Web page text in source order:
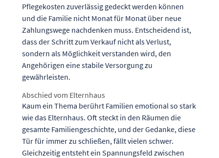
Pflegekosten zuverlässig gedeckt werden können
und die Familie nicht Monat für Monat über neue
Zahlungswege nachdenken muss. Entscheidend ist,
dass der Schritt zum Verkauf nicht als Verlust,
sondern als Möglichkeit verstanden wird, den
Angehörigen eine stabile Versorgung zu
gewährleisten.
Abschied vom Elternhaus
Kaum ein Thema berührt Familien emotional so stark
wie das Elternhaus. Oft steckt in den Räumen die
gesamte Familiengeschichte, und der Gedanke, diese
Tür für immer zu schließen, fällt vielen schwer.
Gleichzeitig entsteht ein Spannungsfeld zwischen